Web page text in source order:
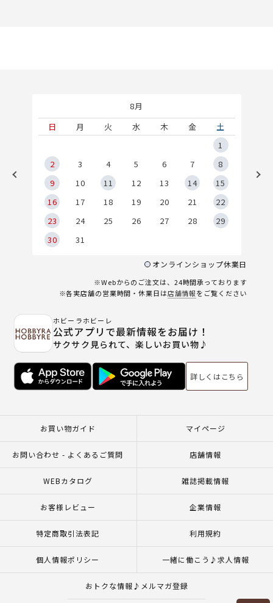
8月
日
月 火 水 木 金
土
1
2
3 4 5 6 7
8
9
10 11 12 13 14
15
16
17 18 19 20 21
22
23
24 25 26 27 28
29
30
31
オンラインショップ休業日
※Webからのご注文は、24時間承っております
※各実店舗の営業時間・休業日は店舗情報をご覧ください
ホビーラホビーレ
公式アプリで最新情報をお届け！
サクサク見られて、楽しいお買い物♪
詳しくはこちら
お買い物ガイド マイページ
お問い合わせ - よくあるご質問 店舗情報
WEBカタログ 雑誌掲載情報
お客様レビュー 企業情報
特定商取引法表記 利用規約
個人情報ポリシー 一緒に働こう♪求人情報
おトクな情報♪メルマガ登録